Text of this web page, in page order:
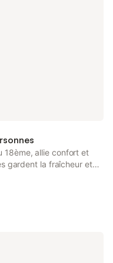
18ème, allie confort et
gardent la fraîcheur et
nuits calmes et
vous préparent pour
de maison vous